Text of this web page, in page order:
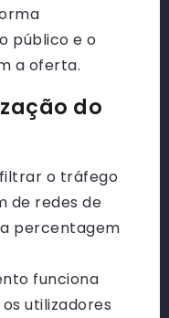
público e o
a oferta.
do
o tráfego
de redes de
percentagem
funciona
utilizadores